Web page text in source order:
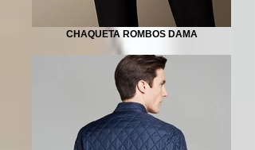
CHAQUETA ROMBOS DAMA